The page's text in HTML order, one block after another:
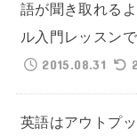
語が聞き取れる
ル入門レッスン
2015.08.31
英語はアウトプ